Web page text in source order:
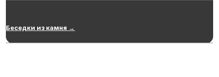
Беседки из камня →